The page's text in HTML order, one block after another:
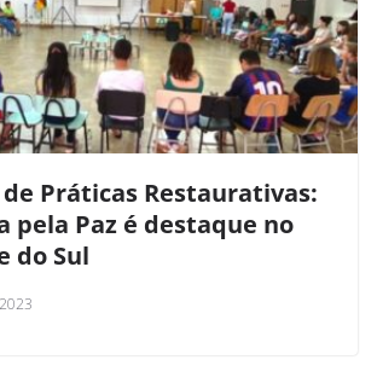
Práticas Restaurativas:
pela Paz é destaque no
do Sul